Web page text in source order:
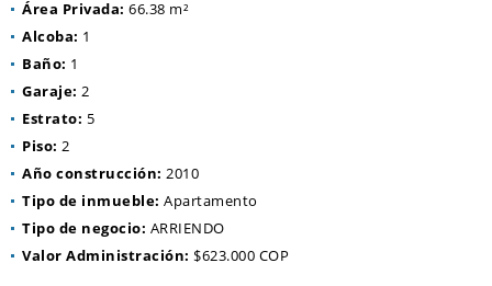
Área Privada: 66.38 m²
Alcoba: 1
Baño: 1
Garaje: 2
Estrato: 5
Piso: 2
Año construcción: 2010
Tipo de inmueble: Apartamento
Tipo de negocio: ARRIENDO
Valor Administración: $623.000 COP